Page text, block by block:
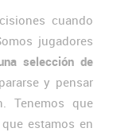
cuando
jugadores
selección de
y pensar
Tenemos que
estamos en